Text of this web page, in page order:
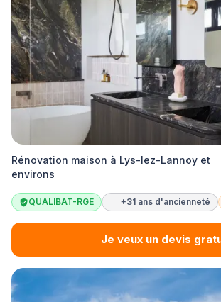
Rénovation maison à Lys-lez-Lannoy et
environs
QUALIBAT-RGE +31 ans d'ancienneté
Je veux un devis